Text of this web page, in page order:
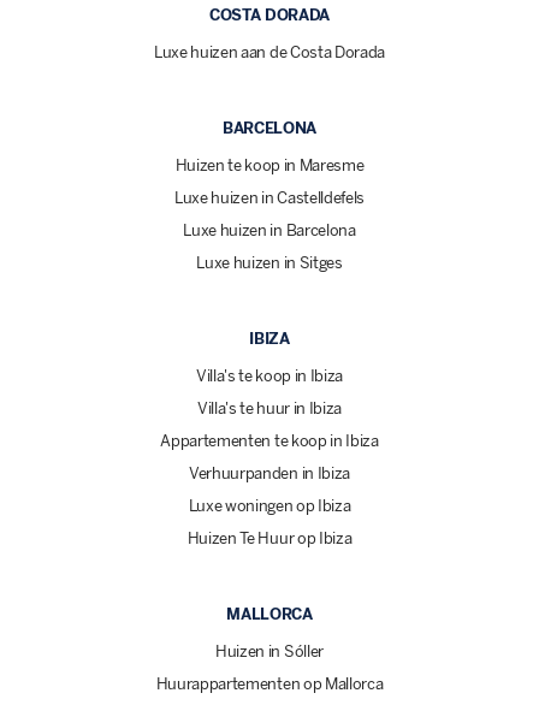
COSTA DORADA
Luxe huizen aan de Costa Dorada
BARCELONA
Huizen te koop in Maresme
Luxe huizen in Castelldefels
Luxe huizen in Barcelona
Luxe huizen in Sitges
IBIZA
Villa's te koop in Ibiza
Villa's te huur in Ibiza
Appartementen te koop in Ibiza
Verhuurpanden in Ibiza
Luxe woningen op Ibiza
Huizen Te Huur op Ibiza
MALLORCA
Huizen in Sóller
Huurappartementen op Mallorca